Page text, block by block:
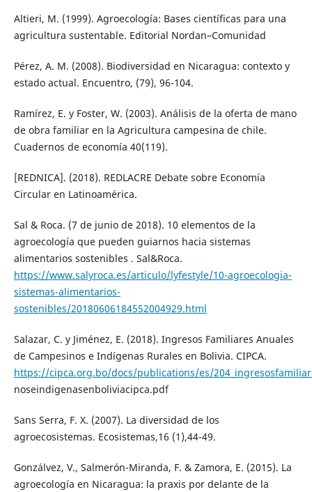
Altieri, M. (1999). Agroecología: Bases científicas para una
agricultura sustentable. Editorial Nordan–Comunidad
Pérez, A. M. (2008). Biodiversidad en Nicaragua: contexto y
estado actual. Encuentro, (79), 96-104.
Ramírez, E. y Foster, W. (2003). Análisis de la oferta de mano
de obra familiar en la Agricultura campesina de chile.
Cuadernos de economía 40(119).
[REDNICA]. (2018). REDLACRE Debate sobre Economía
Circular en Latinoamérica.
Sal & Roca. (7 de junio de 2018). 10 elementos de la
agroecología que pueden guiarnos hacia sistemas
alimentarios sostenibles . Sal&Roca.
https://www.salyroca.es/articulo/lyfestyle/10-agroecologia-
sistemas-alimentarios-
sostenibles/20180606184552004929.html
Salazar, C. y Jiménez, E. (2018). Ingresos Familiares Anuales
de Campesinos e Indígenas Rurales en Bolivia. CIPCA.
https://cipca.org.bo/docs/publications/es/
noseindigenasenboliviacipca.pdf
Sans Serra, F. X. (2007). La diversidad de los
agroecosistemas. Ecosistemas,16 (1),44-49.
Gonzálvez, V., Salmerón-Miranda, F. & Zamora, E. (2015). La
agroecología en Nicaragua: la praxis por delante de la